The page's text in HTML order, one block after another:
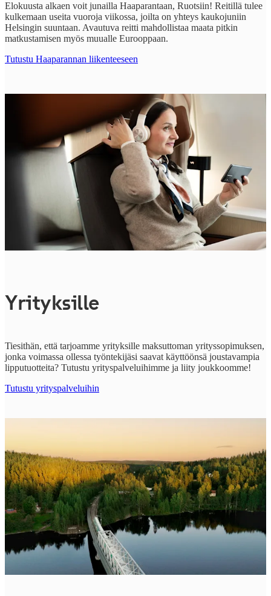
Elokuusta alkaen voit junailla Haaparantaan, Ruotsiin! Reitillä tulee
kulkemaan useita vuoroja viikossa, joilta on yhteys kaukojuniin
Helsingin suuntaan. Avautuva reitti mahdollistaa maata pitkin
matkustamisen myös muualle Eurooppaan.
Tutustu Haaparannan liikenteeseen
Yrityksille
Tiesithän, että tarjoamme yrityksille maksuttoman yrityssopimuksen,
jonka voimassa ollessa työntekijäsi saavat käyttöönsä joustavampia
lipputuotteita? Tutustu yrityspalveluihimme ja liity joukkoomme!
Tutustu yrityspalveluihin